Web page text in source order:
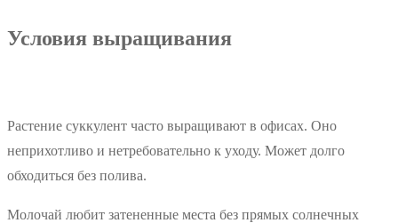
Условия выращивания
Растение суккулент часто выращивают в офисах. Оно
неприхотливо и нетребовательно к уходу. Может долго
обходиться без полива.
Молочай любит затененные места без прямых солнечных